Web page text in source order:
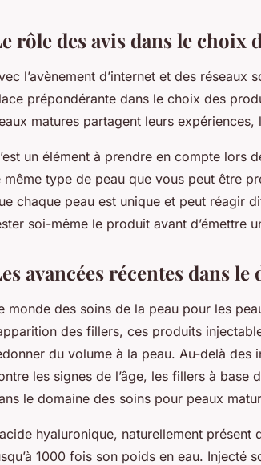
rôle des avis dans le choix
l’avènement d’internet et des
prépondérante dans le choix des
matures partagent leurs
un élément à prendre en compte lors
même type de peau que vous peut être
chaque peau est unique et peut réagir
soi-même le produit avant d’émettre
avancées récentes dans
monde des soins de la peau pour les
des fillers, ces produits
du volume à la peau. Au-delà
les signes de l’âge, les fillers à base
le domaine des soins pour peaux
hyaluronique, naturellement
1000 fois son poids en eau. Injecté